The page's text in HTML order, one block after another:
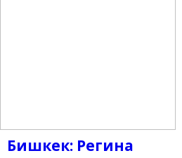
Бишкек: Регина